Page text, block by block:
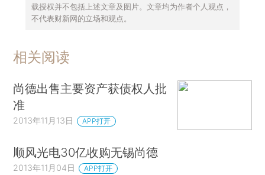
载授权并不包括上述文章及图片。文章均为作者个人观点，
不代表财新网的立场和观点。
相关阅读
尚德出售主要资产获债权人批
准
2013年11月13日 APP打开
顺风光电30亿收购无锡尚德
2013年11月04日 APP打开